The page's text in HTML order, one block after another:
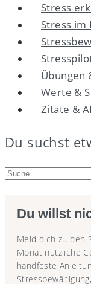
Stress
Stress im
Übungen
Werte &
Zitate &
Du suchst
Suche:
Du willst
Meld dich zu den
Monat nützliche
handfeste